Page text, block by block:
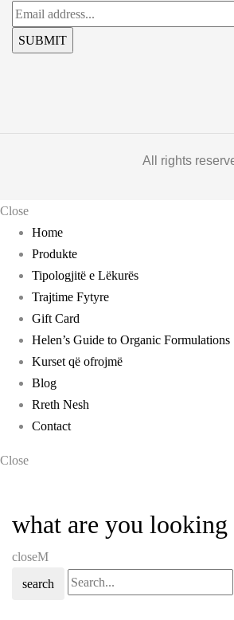
All rights
Close
Home
Produkte
Tipologjitë e Lëkurës
Trajtime Fytyre
Gift Card
Helen’s Guide to Organic Formulations
Kurset që ofrojmë
Blog
Rreth Nesh
Contact
Close
what are you looking
close
search